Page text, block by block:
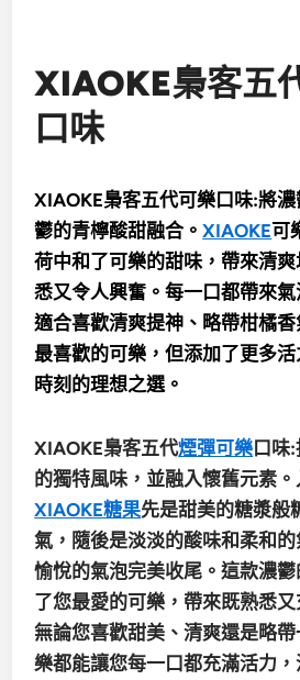
XIAOKE梟客五
口味
XIAOKE梟客五代可樂口味:將
鬱的青檸酸甜融合。XIAOKE可
荷中和了可樂的甜味，帶來清
悉又令人興奮。每一口都帶來
適合喜歡清爽提神、略帶柑橘
最喜歡的可樂，但添加了更多
時刻的理想之選。
XIAOKE梟客五代煙彈可樂 口味
的獨特風味，並融入懷舊元素。
XIAOKE糖果先是甜美的糖漿般
氣，隨後是淡淡的酸味和柔和
愉悅的氣泡完美收尾。這款濃
了您最愛的可樂，帶來既熟悉又
無論您喜歡甜美、清爽還是略
樂都能讓您每一口都充滿活力，